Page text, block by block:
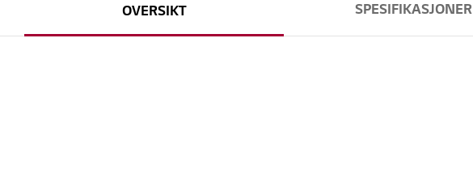
OVERSIKT SPESIFIKASJONER